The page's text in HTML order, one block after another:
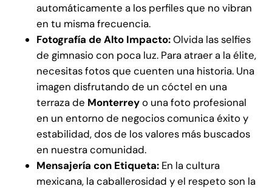
automáticamente a los perfiles que no vibran
en tu misma frecuencia.
Fotografía de Alto Impacto:Olvida las selfies
de gimnasio con poca luz. Para atraer a la élite,
necesitas fotos que cuenten una historia. Una
imagen disfrutando de un cóctel en una
terraza de Monterreyo una foto profesional
en un entorno de negocios comunica éxito y
estabilidad, dos de los valores más buscados
en nuestra comunidad.
Mensajería con Etiqueta: En la cultura
mexicana, la caballerosidad y el respeto son la